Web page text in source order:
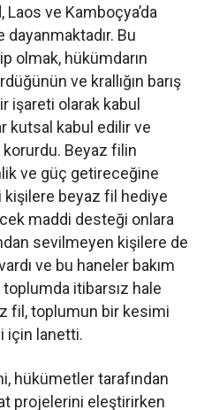
Laos ve Kamboçya’da
Bu
olmak, hükümdarın
ve krallığın barış
işareti olarak kabul
kutsal kabul edilir ve
korurdu. Beyaz filin
ve güç getireceğine
kişilere beyaz fil hediye
maddi desteği onlara
sevilmeyen kişilere de
ve bu haneler bakım
itibarsız hale
fil, toplumun bir kesimi
için lanetti.
hükümetler tarafından
projelerini eleştirirken